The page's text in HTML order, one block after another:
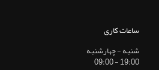
ساعات کاری
شنبه - چهارشنبه
19:00 - 09:00